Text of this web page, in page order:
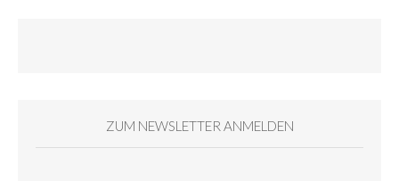
ZUM NEWSLETTER ANMELDEN